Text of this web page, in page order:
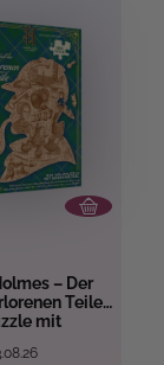
– Der
Teile.
mit